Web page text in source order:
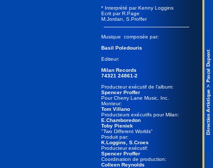
* Interprété par Kenny Loggins
Ecrit par R.Page
M.Jordan, S.Proffer
Musique composée par:
Basil Poledouris
Editeur:
Milan Records
74321 24861-2
Producteur exécutif de l'album:
Spencer Proffer
Pour Cherry Lane Music, Inc.
Monteur:
Tom Villano
Producteurs exécutifs pour Milan:
E.Chamboredon
Toby Pieniek
"Two Different Worlds"
Produit par:
K.Loggins, S.Croes
Producteur exécutif:
Spencer Proffer
Coordination de production:
Colleen Reynolds